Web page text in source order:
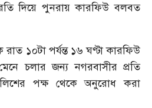
দিয়ে পুনরায় কারফিউ বলবত
১০টা পর্যন্ত ১৬ ঘণ্টা কারফিউ
চলার জন্য নগরবাসীর প্রতি
পুলিশের পক্ষ থেকে অনুরোধ করা